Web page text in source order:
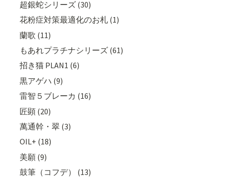
超銀蛇シリーズ (30)
花粉症対策最適化のお札 (1)
蘭歌 (11)
もあれプラチナシリーズ (61)
招き猫 PLAN1 (6)
黒アゲハ (9)
雷智５ブレーカ (16)
匠顕 (20)
萬通幹・翠 (3)
OIL+ (18)
美願 (9)
鼓筆（コフデ） (13)